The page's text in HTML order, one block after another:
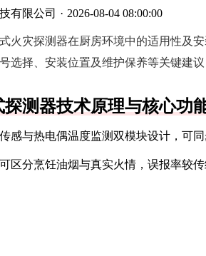
有限公司 · 2026-08-04 08:00:00
火灾探测器在厨房环境中的适用性及
选择、安装位置及维护保养等关键建
探测器技术原理与核心功
感与热电偶温度监测双模块设计，可
区分烹饪油烟与真实火情，误报率较传